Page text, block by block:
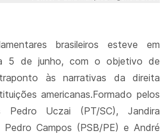
brasileiros esteve em
5 de junho, com o objetivo de
às narrativas da direita
americanas.Formado pelos
Pedro Uczai (PT/SC), Jandira
Pedro Campos (PSB/PE) e André